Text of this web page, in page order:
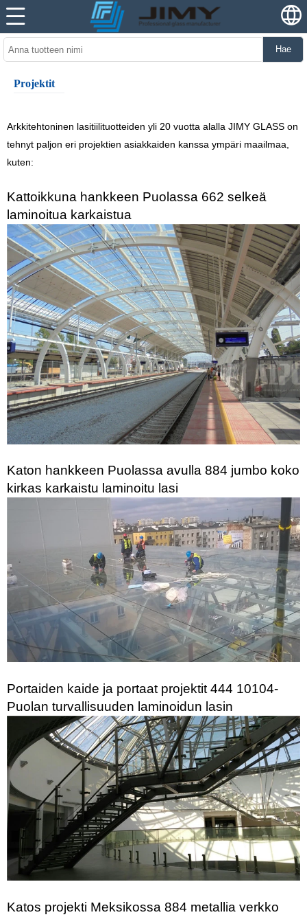
Hae
Projektit
Arkkitehtoninen lasitiilituotteiden yli 20 vuotta alalla JIMY GLASS on
tehnyt paljon eri projektien asiakkaiden kanssa ympäri maailmaa,
kuten:
Kattoikkuna hankkeen Puolassa 662 selkeä
laminoitua karkaistua
Katon hankkeen Puolassa avulla 884 jumbo koko
kirkas karkaistu laminoitu lasi
Portaiden kaide ja portaat projektit 444 10104-
Puolan turvallisuuden laminoidun lasin
Katos projekti Meksikossa 884 metallia verkko